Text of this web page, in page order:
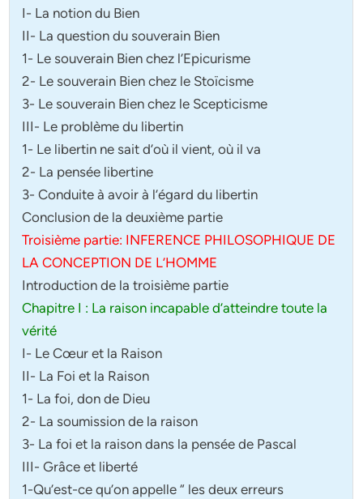
I- La notion du Bien
II- La question du souverain Bien
1- Le souverain Bien chez l’Epicurisme
2- Le souverain Bien chez le Stoïcisme
3- Le souverain Bien chez le Scepticisme
III- Le problème du libertin
1- Le libertin ne sait d’où il vient, où il va
2- La pensée libertine
3- Conduite à avoir à l’égard du libertin
Conclusion de la deuxième partie
Troisième partie: INFERENCE PHILOSOPHIQUE DE
LA CONCEPTION DE L’HOMME
Introduction de la troisième partie
Chapitre I : La raison incapable d’atteindre toute la
vérité
I- Le Cœur et la Raison
II- La Foi et la Raison
1- La foi, don de Dieu
2- La soumission de la raison
3- La foi et la raison dans la pensée de Pascal
III- Grâce et liberté
1-Qu’est-ce qu’on appelle “ les deux erreurs